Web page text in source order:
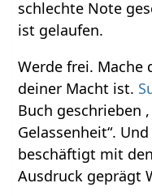
schlechte Note
ist gelaufen.
Werde frei. Mache
deiner Macht ist.
Buch geschrieben
Gelassenheit“.
beschäftigt mit
Ausdruck geprägt